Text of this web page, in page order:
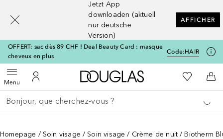
Jetzt App
downloaden (aktuell
nur deutsche
Version)
AFFICHER
OFFERT: sac dès 89 CHF ! Deal Beauty Card : masque
cheveux en plus
Code:HAIR
MenuOuvrir le menuVers Mon Compte
Vers l'accueil Douglas
Vers Ma
Retourner
Exécuter la recherche
Homepage Soin visage Soin visage Crème de nuit Biotherm
[navigation.slideout.screenreader]